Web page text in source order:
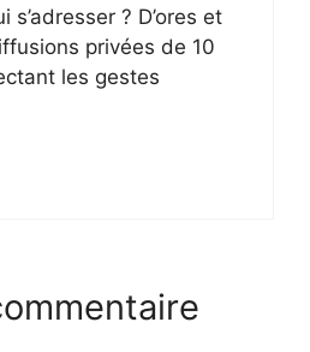
s’adresser ? D’ores et
privées de 10
les gestes